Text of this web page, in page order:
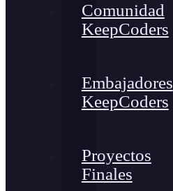
Comunidad
KeepCoders
Embajadores
KeepCoders
Proyectos
Finales